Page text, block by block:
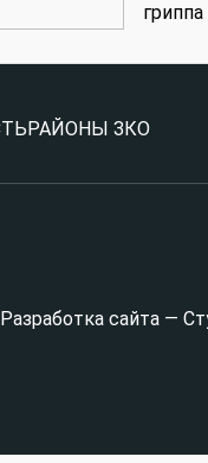
гриппа
РАЙОНЫ ЗКО
Разработка сайта —